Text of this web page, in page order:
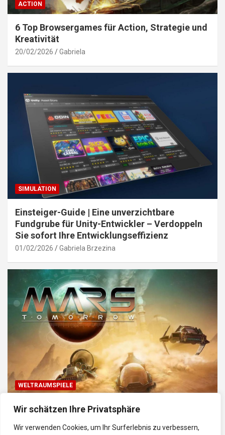
Wir schätzen Ihre Privatsphäre
Wir verwenden Cookies, um Ihr Surferlebnis zu verbessern,
ACTION
6 Top Browsergames für Action, Strategie und
Kreativität
20/02/2026 Gabriela
SIMULATION
Einsteiger-Guide | Eine unverzichtbare
Fundgrube für Unity-Entwickler – Verdoppeln
Sie sofort Ihre Entwicklungseffizienz
01/02/2026 Gabriela Brzezina
WELTRAUMSPIELE
Top Weltraum-Browser-Spiele: Erkunde, baue